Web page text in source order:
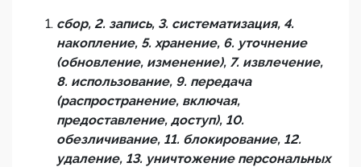
сбор, 2. запись, 3. систематизация, 4.
накопление, 5. хранение, 6. уточнение
(обновление, изменение), 7. извлечение,
8. использование, 9. передача
(распространение, включая,
предоставление, доступ), 10.
обезличивание, 11. блокирование, 12.
удаление, 13. уничтожение персональных